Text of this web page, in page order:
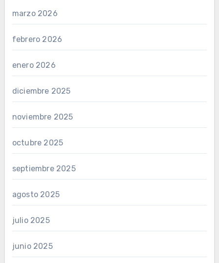
marzo 2026
febrero 2026
enero 2026
diciembre 2025
noviembre 2025
octubre 2025
septiembre 2025
agosto 2025
julio 2025
junio 2025